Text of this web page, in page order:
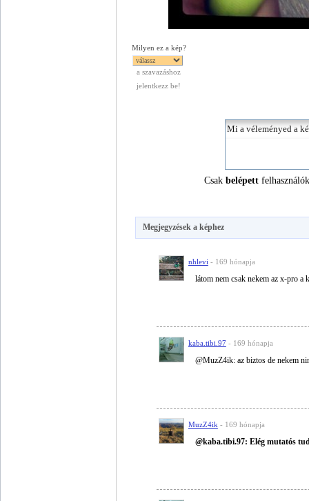
Milyen ez a kép?
a szavazáshoz
jelentkezz be!
Csakbelépett
Megjegyzések a képhez
nhlevi - 169 hónapja
látom nem csak nekem az x-pro a
kaba.tibi.97 - 169 hónapja
@MuzZ4ik: az biztos de nekem
MuzZ4ik - 169 hónapja
@kaba.tibi.97: Elég mutatós